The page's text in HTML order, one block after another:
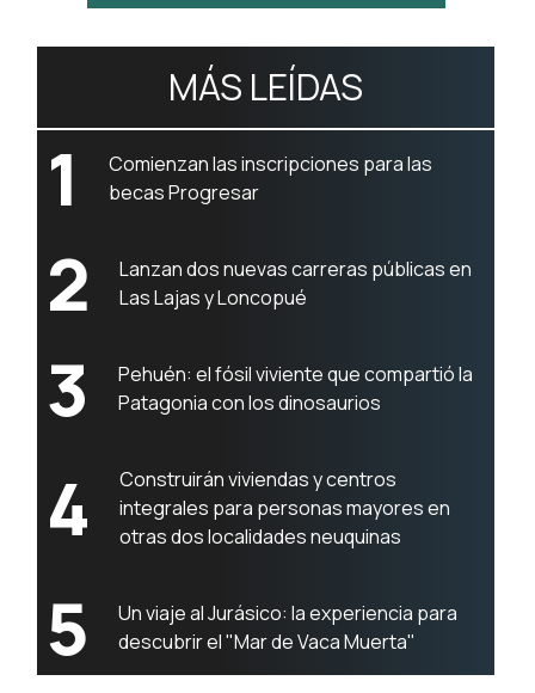
MÁS LEÍDAS
1
Comienzan las inscripciones para las
becas Progresar
2
Lanzan dos nuevas carreras públicas en
Las Lajas y Loncopué
3
Pehuén: el fósil viviente que compartió la
Patagonia con los dinosaurios
4
Construirán viviendas y centros
integrales para personas mayores en
otras dos localidades neuquinas
5
Un viaje al Jurásico: la experiencia para
descubrir el "Mar de Vaca Muerta"